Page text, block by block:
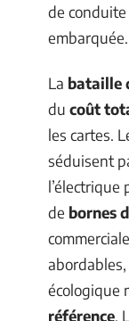
de
embarquée.
La bataille
du coût
les cartes.
séduisent
de bornes
écologique
référence.